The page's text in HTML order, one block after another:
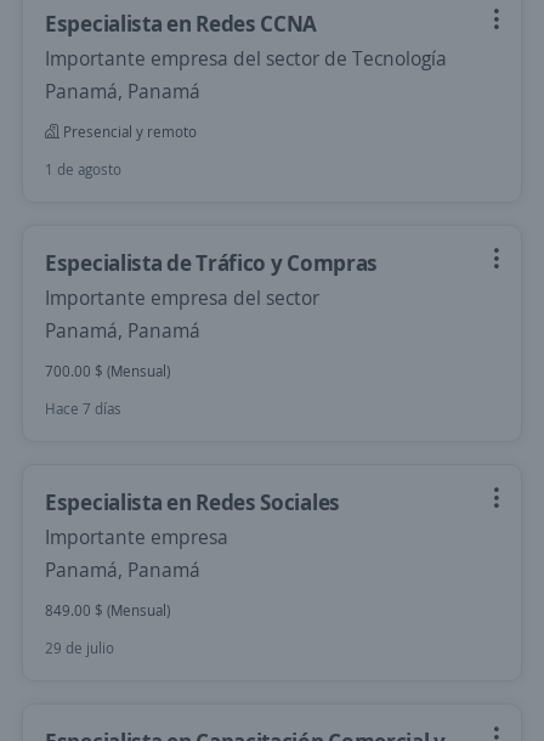
Especialista en Redes CCNA
Importante empresa del sector de Tecnología
Panamá, Panamá
Presencial y remoto
1 de agosto
Especialista de Tráfico y Compras
Importante empresa del sector
Panamá, Panamá
700.00 $ (Mensual)
Hace 7 días
Especialista en Redes Sociales
Importante empresa
Panamá, Panamá
849.00 $ (Mensual)
29 de julio